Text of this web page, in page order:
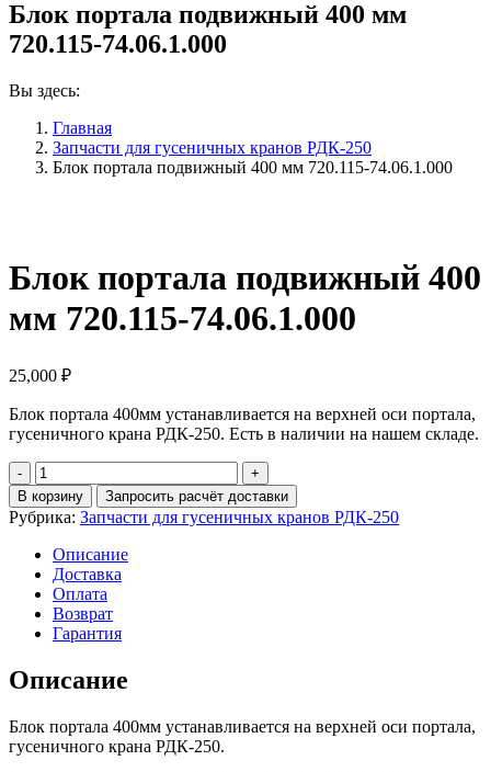
Блок портала подвижный 400 мм
720.115-74.06.1.000
Вы здесь:
Главная
Запчасти для гусеничных кранов РДК-250
Блок портала подвижный 400 мм 720.115-74.06.1.000
Блок портала подвижный 400
мм 720.115-74.06.1.000
25,000 ₽
Блок портала 400мм устанавливается на верхней оси портала,
гусеничного крана РДК-250. Есть в наличии на нашем складе.
Количество
Блок
портала
подвижный
720.115-
74.06.1.000
В корзину Запросить расчёт доставки
Рубрика: Запчасти для гусеничных кранов РДК-250
Описание
Доставка
Оплата
Возврат
Гарантия
Описание
Блок портала 400мм устанавливается на верхней оси портала,
гусеничного крана РДК-250.